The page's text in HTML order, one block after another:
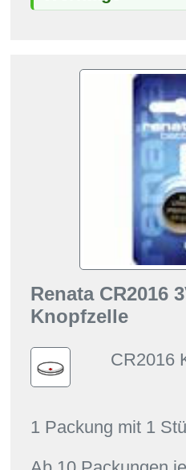
Renata CR2016
Knopfzelle
CR2016
1 Packung mit 1